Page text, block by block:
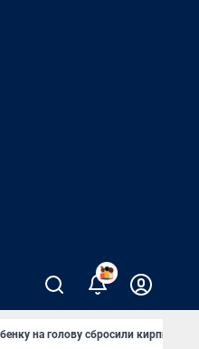
2
на голову сбросили кирпич